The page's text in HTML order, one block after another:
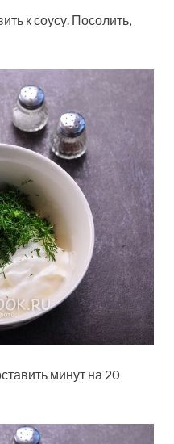
к соусу. Посолить,
минут на 20